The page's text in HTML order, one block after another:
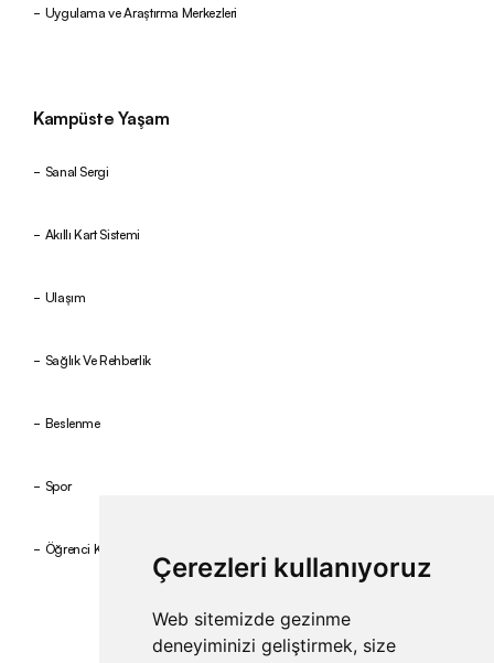
Çerezleri kullanıyoruz
Web sitemizde gezinme
deneyiminizi geliştirmek, size
Uygulama ve Araştırma Merkezleri
Kampüste Yaşam
Sanal Sergi
Akıllı Kart Sistemi
Ulaşım
Sağlık Ve Rehberlik
Beslenme
Spor
Öğrenci Kulüpleri